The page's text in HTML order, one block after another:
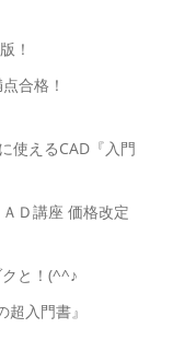
！
合格！
使えるCAD『入門
Ｄ講座 価格改定
と！(^^♪
入門書』